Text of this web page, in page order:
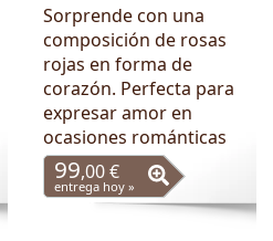
Sorprende con una
composición de rosas
rojas en forma de
corazón. Perfecta para
expresar amor en
ocasiones románticas
99,00 €
entrega hoy »